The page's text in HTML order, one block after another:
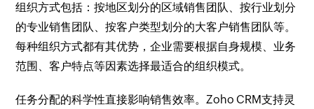
组织方式包括：按地区划分的区域销售团队、按行业划分
的专业销售团队、按客户类型划分的大客户销售团队等。
每种组织方式都有其优势，企业需要根据自身规模、业务
范围、客户特点等因素选择最适合的组织模式。
任务分配的科学性直接影响销售效率。Zoho CRM支持灵